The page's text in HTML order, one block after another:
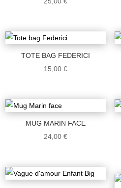
TOTE BAG FEDERICI
15,00€
MUG MARIN FACE
24,00€